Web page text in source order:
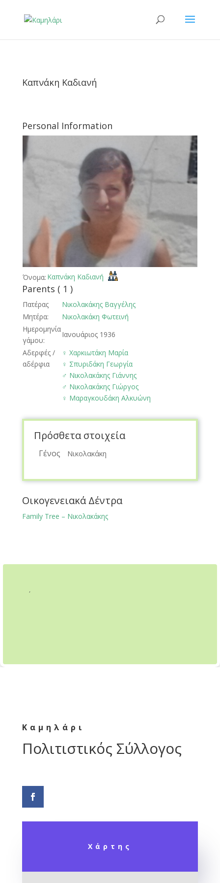
Καπνάκη Καδιανή
Personal Information
Όνομα: Καπνάκη Καδιανή
Parents ( 1 )
Πατέρας
Νικολακάκης Βαγγέλης
Μητέρα:
Νικολακάκη Φωτεινή
Ημερομηνία
γάμου:
Ιανουάριος 1936
Αδερφές /
αδέρφια
♀️ Χαρκιωτάκη Μαρία
♀️ Σπυριδάκη Γεωργία
♂️ Νικολακάκης Γιάννης
♂️ Νικολακάκης Γιώργος
♀️ Μαραγκουδάκη Αλκυώνη
Πρόσθετα στοιχεία
Γένος Νικολακάκη
Οικογενειακά Δέντρα
Family Tree – Νικολακάκης
Καμηλάρι
Πολιτιστικός Σύλλογος
Χάρτης